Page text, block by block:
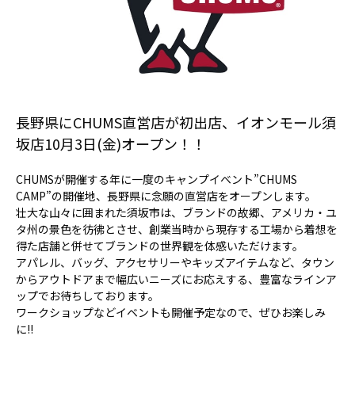
長野県にCHUMS直営店が初出店、イオンモール須
坂店10月3日(金)オープン！！
CHUMSが開催する年に一度のキャンプイベント”CHUMS
CAMP”の開催地、長野県に念願の直営店をオープンします。
壮大な山々に囲まれた須坂市は、ブランドの故郷、アメリカ・ユ
タ州の景色を彷彿とさせ、創業当時から現存する工場から着想を
得た店舗と併せてブランドの世界観を体感いただけます。
アパレル、バッグ、アクセサリーやキッズアイテムなど、タウン
からアウトドアまで幅広いニーズにお応えする、豊富なラインア
ップでお待ちしております。
ワークショップなどイベントも開催予定なので、ぜひお楽しみ
に!!